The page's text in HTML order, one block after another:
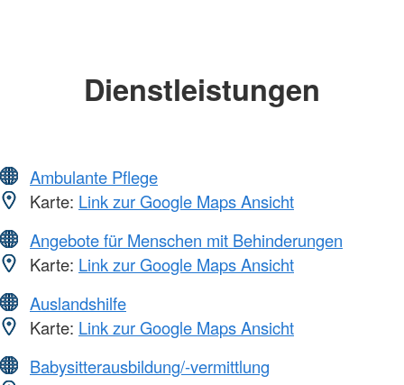
Dienstleistungen
Ambulante Pflege
Karte: Link zur Google Maps Ansicht
Angebote für Menschen mit Behinderungen
Karte: Link zur Google Maps Ansicht
Auslandshilfe
Karte: Link zur Google Maps Ansicht
Babysitterausbildung/-vermittlung